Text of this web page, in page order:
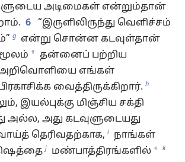
அடிமைகள் என்றும்தான்
6 “இருளிலிருந்து வெளிச்சம்
g
என்று சொன்ன கடவுள்தான்
* தன்னைப் பற்றிய
எங்கள்
வைத்திருக்கிறார். h
இயல்புக்கு மிஞ்சிய சக்தி
அல்ல, அது கடவுளுடையது
தெரிவதற்காக, i
நாங்கள்
j மண்பாத்திரங்களில் * k